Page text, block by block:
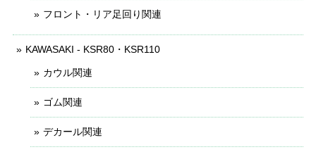
フロント・リア足回り関連
KAWASAKI - KSR80・KSR110
カウル関連
ゴム関連
デカール関連